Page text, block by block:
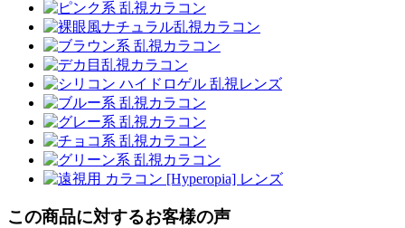
この商品に対するお客様の声